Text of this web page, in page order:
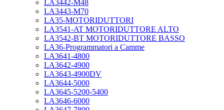
LA3442-M48
LA3443-M70
LA35-MOTORIDUTTORI
LA3541-AT MOTORIDUTTORE ALTO
LA3542-BT MOTORIDUTTORE BASSO
LA36-Programmatori a Camme
LA3641-4800
LA3642-4900
LA3643-4900DV
LA3644-5000
LA3645-5200-5400
LA3646-6000